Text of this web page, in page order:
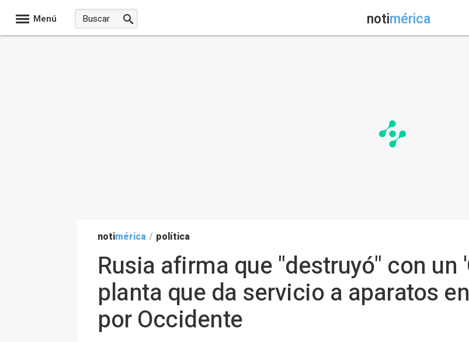
Menú notimérica
notimérica / política
Rusia afirma que "destruyó" con un
planta que da servicio a aparatos
por Occidente